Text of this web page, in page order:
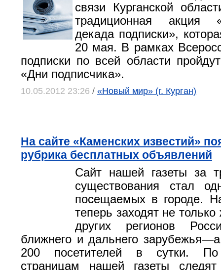
связи Курганской
традиционная акция
декада подписки»,
20 мая. В рамках
подписки по всей области
«Дни подписчика».
10.05.2012 23:26 / «Новый мир» (г. Курган)
На сайте «Каменских известий»
рубрика бесплатных объявлений
Сайт нашей газеты за
существования стал
посещаемых в городе.
теперь заходят не
других регионов
ближнего и дальнего
200 посетителей в сутки. По
страницам нашей газеты